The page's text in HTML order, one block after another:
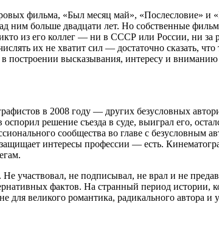
фильма, «Был месяц май», «Послесловие» и
ним больше двадцати лет. Но собственные
из его коллег — ни в СССР или России, ни за
их не хватит сил — достаточно сказать,
высказывания, интересу и вниманию
в 2008 году — других безусловных
решение съезда в суде, выиграл его,
сообщества во главе с безусловным
интересы профессии — есть.
участвовал, не подписывал, не врал и не
фактов. На странный период истории,
великого романтика, радикального автора и